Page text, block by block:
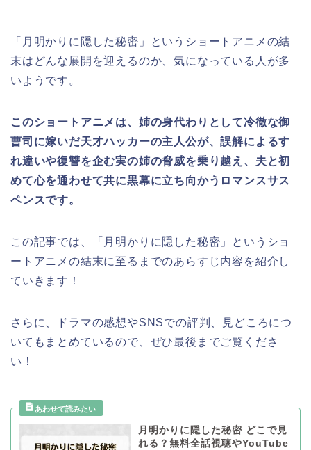
「月明かりに隠した秘密 」というショートアニメ の結
末はどんな展開を迎えるのか、気になっている人が多
いようです。
このショートアニメは、姉の身代わりとして冷徹な御
曹司に嫁いだ天才ハッカーの主人公が、誤解によるす
れ違いや復讐を企む実の姉の脅威を乗り越え、夫と初
めて心を通わせて共に黒幕に立ち向かうロマンスサス
ペンスです。
この記事では、「月明かりに隠した秘密 」というショ
ートアニメ の結末に至るまでのあらすじ内容を紹介し
ていきます！
さらに、ドラマの感想やSNSでの評判、見どころにつ
いてもまとめているので、ぜひ最後までご覧くださ
い！
月明かりに隠した秘密 どこで見
れる？無料全話視聴やYouTube